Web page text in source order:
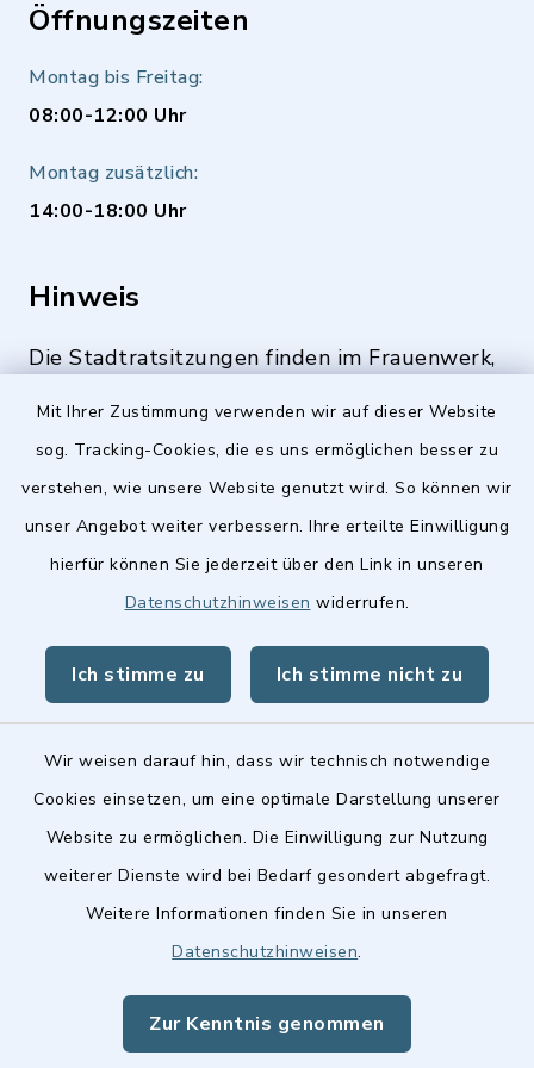
Mit Ihrer Zustimmung verwenden wir auf dieser Website
sog. Tracking-Cookies, die es uns ermöglichen besser zu
verstehen, wie unsere Website genutzt wird. So können wir
unser Angebot weiter verbessern. Ihre erteilte Einwilligung
hierfür können Sie jederzeit über den Link in unseren
Datenschutzhinweisen widerrufen.
Ich stimme zu Ich stimme nicht zu
Wir weisen darauf hin, dass wir technisch notwendige
Cookies einsetzen, um eine optimale Darstellung unserer
Website zu ermöglichen. Die Einwilligung zur Nutzung
weiterer Dienste wird bei Bedarf gesondert abgefragt.
Weitere Informationen finden Sie in unseren
Datenschutzhinweisen.
Zur Kenntnis genommen
Öffnungszeiten
Montag bis Freitag:
08:00-12:00 Uhr
Montag zusätzlich:
14:00-18:00 Uhr
Hinweis
Die Stadtratsitzungen finden im Frauenwerk,
Quicklinks
Stellenangebote
Landkreis Fürth
Barrierefreiheit
Impressum